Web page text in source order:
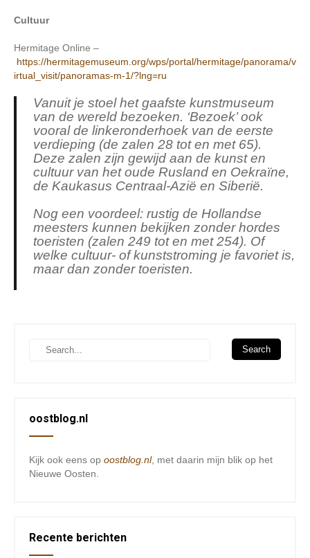
Cultuur
Hermitage Online –
https://hermitagemuseum.org/wps/portal/hermitage/panorama/v
irtual_visit/panoramas-m-1/?lng=ru
Vanuit je stoel het gaafste kunstmuseum
van de wereld bezoeken. ‘Bezoek’ ook
vooral de linkeronderhoek van de eerste
verdieping (de zalen 28 tot en met 65).
Deze zalen zijn gewijd aan de kunst en
cultuur van het oude Rusland en Oekraïne,
de Kaukasus Centraal-Azië en Siberië.
Nog een voordeel: rustig de Hollandse
meesters kunnen bekijken zonder hordes
toeristen (zalen 249 tot en met 254). Of
welke cultuur- of kunststroming je favoriet is,
maar dan zonder toeristen.
oostblog.nl
Kijk ook eens op oostblog.nl, met daarin mijn blik op het
Nieuwe Oosten.
Recente berichten